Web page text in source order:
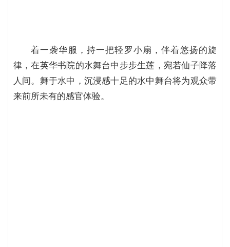
着一袭华服，持一把轻罗小扇，伴着悠扬的旋
律，在英华书院的水舞台中步步生莲，宛若仙子降落
人间。舞于水中，沉浸感十足的水中舞台将为观众带
来前所未有的感官体验。